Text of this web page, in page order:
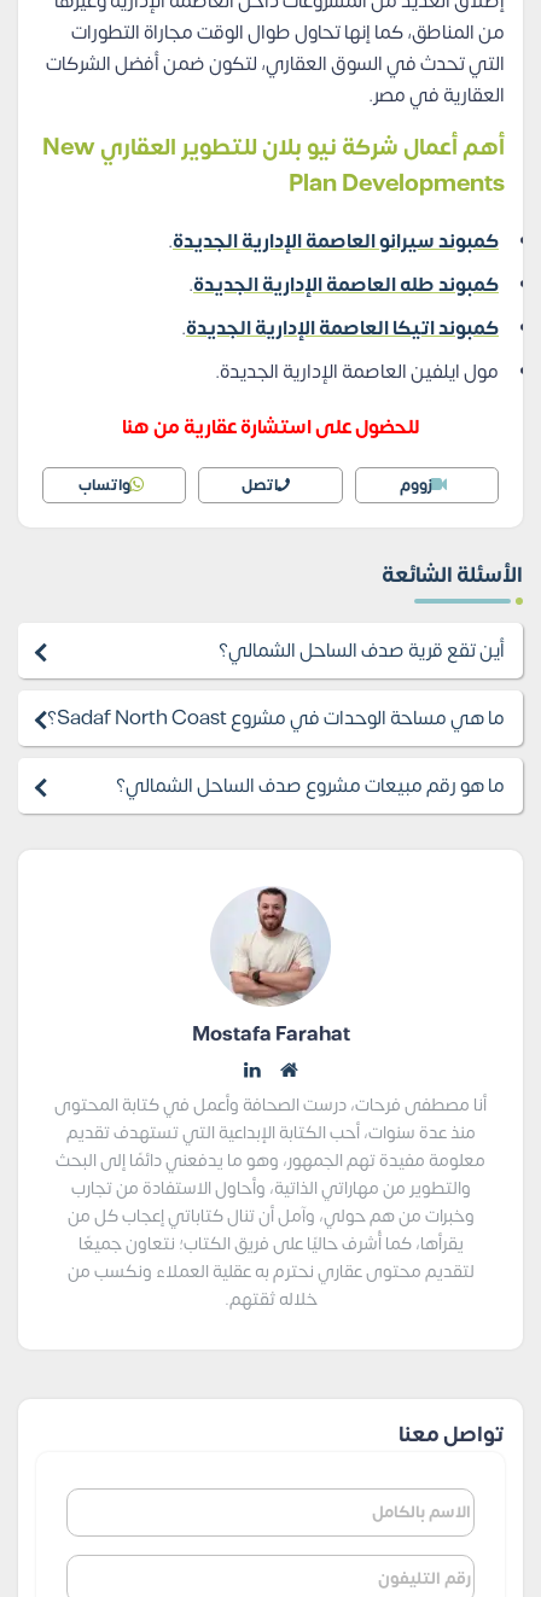
من المناطق، كما إنها تحاول طوال الوقت مجاراة التطورات
التي تحدث في السوق العقاري، لتكون ضمن أفضل الشركات
العقارية في مصر.
أهم أعمال شركة نيو بلان للتطوير العقاري New
Plan Developments
كمبوند سيرانو العاصمة الإدارية الجديدة.
كمبوند طله العاصمة الإدارية الجديدة.
كمبوند اتيكا العاصمة الإدارية الجديدة.
مول ايلفين العاصمة الإدارية الجديدة.
للحضول على استشارة عقارية من هنا
زووم اتصل واتساب
الأسئلة الشائعة
أين تقع قرية صدف الساحل الشمالي؟
ما هي مساحة الوحدات في مشروع Sadaf North Coast؟
ما هو رقم مبيعات مشروع صدف الساحل الشمالي؟
Mostafa Farahat
أنا مصطفى فرحات، درست الصحافة وأعمل في كتابة المحتوى
منذ عدة سنوات، أحب الكتابة الإبداعية التي تستهدف تقديم
معلومة مفيدة تهم الجمهور، وهو ما يدفعني دائمًا إلى البحث
والتطوير من مهاراتي الذاتية، وأحاول الاستفادة من تجارب
وخبرات من هم حولي، وآمل أن تنال كتاباتي إعجاب كل من
يقرأها، كما أُشرف حاليًا على فريق الكتاب؛ نتعاون جميعًا
لتقديم محتوى عقاري نحترم به عقلية العملاء ونكسب من
خلاله ثقتهم.
تواصل معنا